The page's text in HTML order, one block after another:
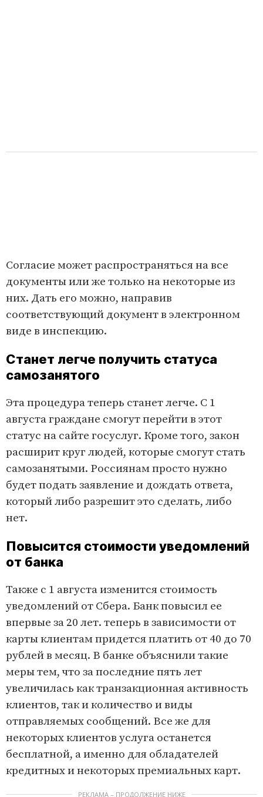
Согласие может распространяться на все
документы или же только на некоторые из
них. Дать его можно, направив
соответствующий документ в электронном
виде в инспекцию.
Станет легче получить статуса
самозанятого
Эта процедура теперь станет легче. С 1
августа граждане смогут перейти в этот
статус на сайте госуслуг. Кроме того, закон
расширит круг людей, которые смогут стать
самозанятыми. Россиянам просто нужно
будет подать заявление и дождать ответа,
который либо разрешит это сделать, либо
нет.
Повысится стоимости уведомлений
от банка
Также с 1 августа изменится стоимость
уведомлений от Сбера. Банк повысил ее
впервые за 20 лет. теперь в зависимости от
карты клиентам придется платить от 40 до 70
рублей в месяц. В банке объяснили такие
меры тем, что за последние пять лет
увеличилась как транзакционная активность
клиентов, так и количество и виды
отправляемых сообщений. Все же для
некоторых клиентов услуга останется
бесплатной, а именно для обладателей
кредитных и некоторых премиальных карт.
РЕКЛАМА – ПРОДОЛЖЕНИЕ НИЖЕ